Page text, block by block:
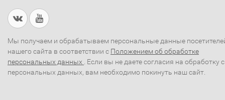
Мы получаем и обрабатываем персональные данные
нашего сайта в соответствии с Положением об обработке
персональных данных . Если вы не даете согласия на обработку
персональных данных, вам необходимо покинуть наш сайт.